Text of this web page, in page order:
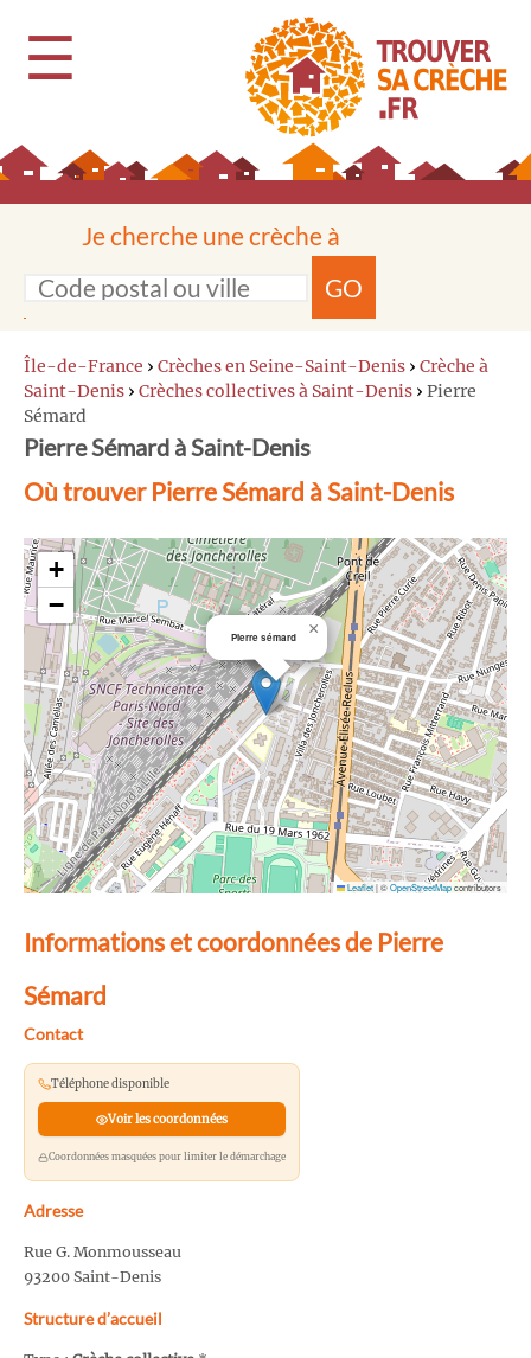
☰
Je cherche une crèche à
GO
Île-de-France › Crèches en Seine-Saint-Denis › Crèche à
Saint-Denis › Crèches collectives à Saint-Denis › Pierre
Sémard
Pierre Sémard à Saint-Denis
Où trouver Pierre Sémard à Saint-Denis
Pierre sémard ×
+
−
Leaflet|©OpenStreetMapcontributors
Informations et coordonnées de Pierre
Sémard
Contact
Téléphone disponible
Voir les coordonnées
Coordonnées masquées pour limiter le démarchage
Adresse
Rue G. Monmousseau
93200 Saint-Denis
Structure d’accueil